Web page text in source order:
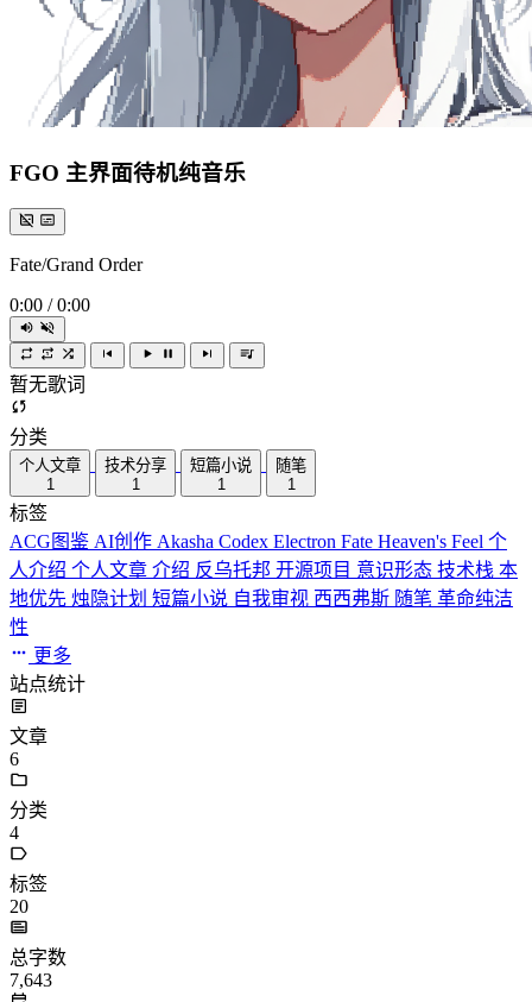
FGO 主界面待机纯音乐
Fate/Grand Order
0:00 / 0:00
暂无歌词
分类
个人文章
1
技术分享
1
短篇小说
1
随笔
1
标签
ACG图鉴 AI创作 Akasha Codex Electron Fate Heaven's Feel 个
人介绍 个人文章 介绍 反乌托邦 开源项目 意识形态 技术栈 本
地优先 烛隐计划 短篇小说 自我审视 西西弗斯 随笔 革命纯洁
性
更多
站点统计
文章
6
分类
4
标签
20
总字数
7,643